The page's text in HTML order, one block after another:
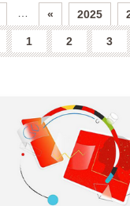
« 2025
1 2 3